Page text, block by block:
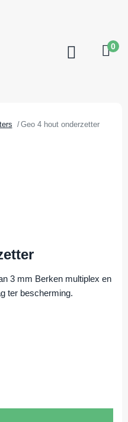
0
Geo 4 hout onderzetter
3 mm Berken multiplex en
ter bescherming.